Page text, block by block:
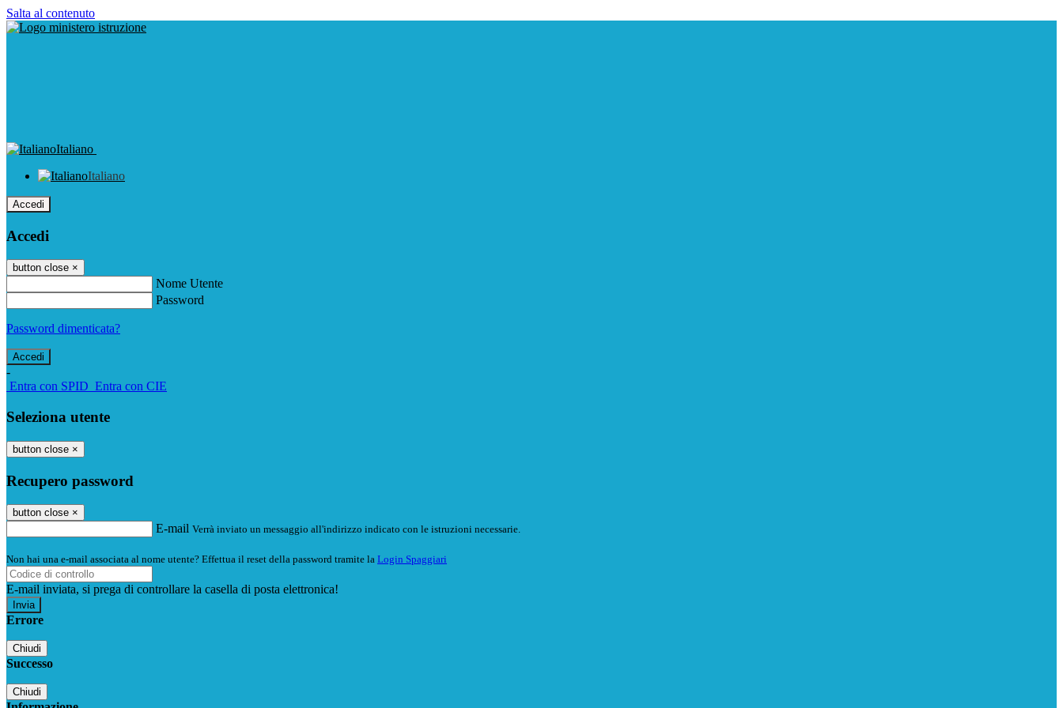
Salta al contenuto
Italiano
Italiano
Accedi
Accedi
button close ×
Nome Utente
Password
Password dimenticata?
-
Entra con SPID Entra con CIE
Seleziona utente
button close ×
Recupero password
button close ×
E-mail Verrà inviato un messaggio all'indirizzo indicato con le istruzioni necessarie.
Non hai una e-mail associata al nome utente? Effettua il reset della password tramite la Login Spaggiari
E-mail inviata, si prega di controllare la casella di posta elettronica!
Errore
Chiudi
Successo
Chiudi